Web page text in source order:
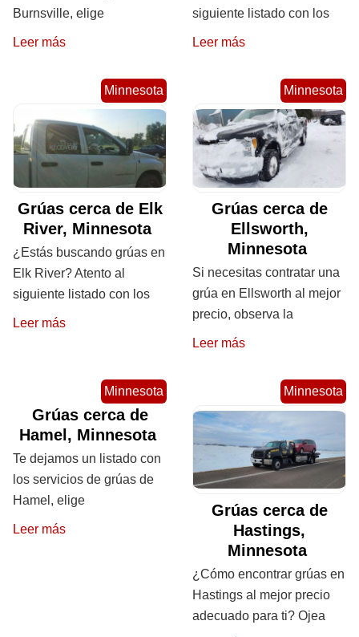
Burnsville, elige
Leer más
siguiente listado con los
Leer más
Minnesota
Grúas cerca de Elk
River, Minnesota
¿Estás buscando grúas en
Elk River? Atento al
siguiente listado con los
Leer más
Minnesota
Grúas cerca de
Ellsworth,
Minnesota
Si necesitas contratar una
grúa en Ellsworth al mejor
precio, observa la
Leer más
Minnesota
Grúas cerca de
Hamel, Minnesota
Te dejamos un listado con
los servicios de grúas de
Hamel, elige
Leer más
Minnesota
Grúas cerca de
Hastings,
Minnesota
¿Cómo encontrar grúas en
Hastings al mejor precio
adecuado para ti? Ojea